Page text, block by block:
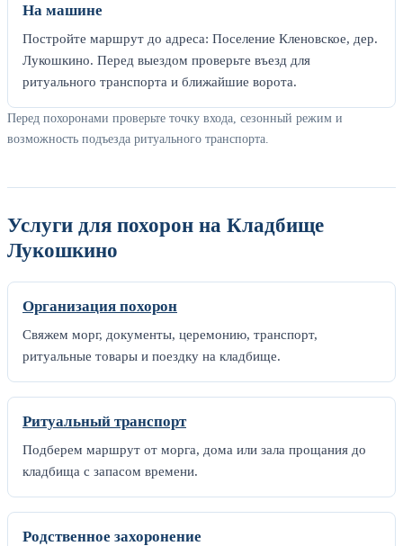
На машине
Постройте маршрут до адреса: Поселение Кленовское, дер.
Лукошкино. Перед выездом проверьте въезд для
ритуального транспорта и ближайшие ворота.
Перед похоронами проверьте точку входа, сезонный режим и
возможность подъезда ритуального транспорта.
Услуги для похорон на Кладбище
Лукошкино
Организация похорон
Свяжем морг, документы, церемонию, транспорт,
ритуальные товары и поездку на кладбище.
Ритуальный транспорт
Подберем маршрут от морга, дома или зала прощания до
кладбища с запасом времени.
Родственное захоронение